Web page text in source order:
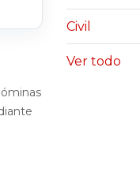
Civil
Ver todo